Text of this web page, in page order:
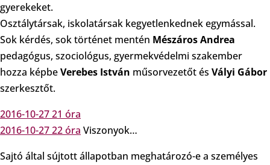
gyerekeket.
Osztálytársak, iskolatársak kegyetlenkednek egymással.
Sok kérdés, sok történet mentén Mészáros Andrea
pedagógus, szociológus, gyermekvédelmi szakember
hozza képbeVerebes István műsorvezetőt és Vályi Gábor
szerkesztőt.
2016-10-27 21 óra
2016-10-27 22 óra Viszonyok…
Sajtó által sújtott állapotban meghatározó-e a személyes